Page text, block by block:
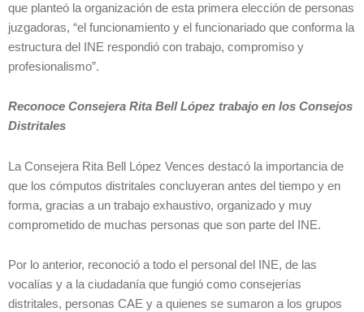
que planteó la organización de esta primera elección de personas
juzgadoras, “el funcionamiento y el funcionariado que conforma la
estructura del INE respondió con trabajo, compromiso y
profesionalismo”.
Reconoce Consejera Rita Bell López trabajo en los Consejos
Distritales
La Consejera Rita Bell López Vences destacó la importancia de
que los cómputos distritales concluyeran antes del tiempo y en
forma, gracias a un trabajo exhaustivo, organizado y muy
comprometido de muchas personas que son parte del INE.
Por lo anterior, reconoció a todo el personal del INE, de las
vocalías y a la ciudadanía que fungió como consejerías
distritales, personas CAE y a quienes se sumaron a los grupos